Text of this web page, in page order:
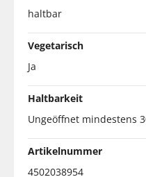
haltbar
Vegetarisch
Ja
Haltbarkeit
Ungeöffnet mindestens
Artikelnummer
4502038954